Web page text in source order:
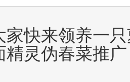
家快来领养一
精灵伪春菜推广